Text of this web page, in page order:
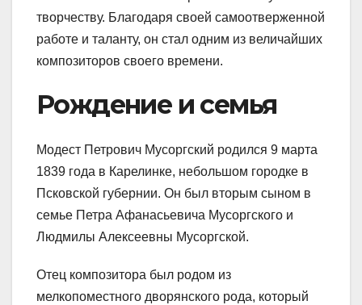
творчеству. Благодаря своей самоотверженной
работе и таланту, он стал одним из величайших
композиторов своего времени.
Рождение и семья
Модест Петрович Мусоргский родился 9 марта
1839 года в Карелинке, небольшом городке в
Псковской губернии. Он был вторым сыном в
семье Петра Афанасьевича Мусоргского и
Людмилы Алексеевны Мусоргской.
Отец композитора был родом из
мелкопоместного дворянского рода, который